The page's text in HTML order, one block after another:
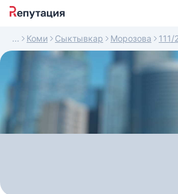
Коми Сыктывкар Морозова 111/